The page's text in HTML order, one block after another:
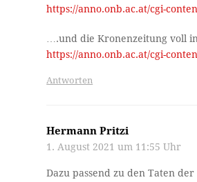
https://anno.onb.ac.at/cgi-
….und die Kronenzeitung voll
https://anno.onb.ac.at/cgi-
Antworten
Hermann Pritzi
1. August 2021 um 11:55 Uhr
Dazu passend zu den Taten